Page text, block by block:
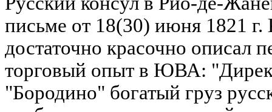
письме от 18(30) июня 1821 г.
достаточно красочно описал
торговый опыт в ЮВА:
"Бородино" богатый груз